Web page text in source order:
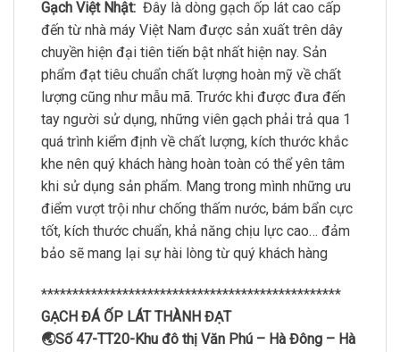
Gạch Việt Nhật: Đây là dòng gạch ốp lát cao cấp
đến từ nhà máy Việt Nam được sản xuất trên dây
chuyền hiện đại tiên tiến bật nhất hiện nay. Sản
phẩm đạt tiêu chuẩn chất lượng hoàn mỹ về chất
lượng cũng như mẫu mã. Trước khi được đưa đến
tay người sử dụng, những viên gạch phải trả qua 1
quá trình kiểm định về chất lượng, kích thước khắc
khe nên quý khách hàng hoàn toàn có thể yên tâm
khi sử dụng sản phẩm. Mang trong mình những ưu
điểm vượt trội như chống thấm nước, bám bẩn cực
tốt, kích thước chuẩn, khả năng chịu lực cao… đảm
bảo sẽ mang lại sự hài lòng từ quý khách hàng
************************************************
GẠCH ĐÁ ỐP LÁT THÀNH ĐẠT
🌏Số 47-TT20-Khu đô thị Văn Phú – Hà Đông – Hà